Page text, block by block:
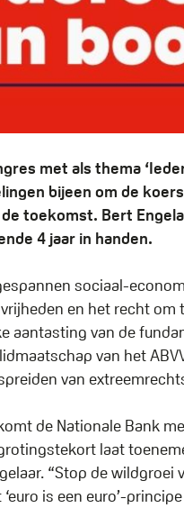
met als thema
bijeen om de
toekomst. Bert
4 jaar in handen.
sociaal-
en het recht
aantasting van de
van het
van
de Nationale Bank
laat
“Stop de
is een euro’-